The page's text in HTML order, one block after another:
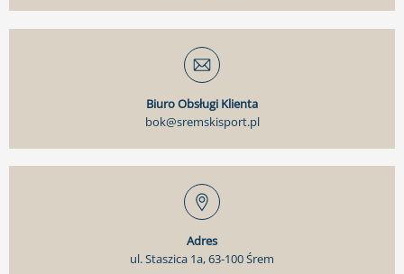
Biuro Obsługi Klienta
bok@sremskisport.pl
Adres
ul. Staszica 1a, 63-100 Śrem